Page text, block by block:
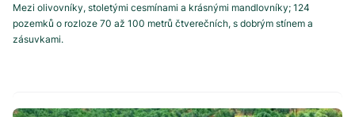
Mezi olivovníky, stoletými cesmínami a krásnými mandlovníky; 124
pozemků o rozloze 70 až 100 metrů čtverečních, s dobrým stínem a
zásuvkami.